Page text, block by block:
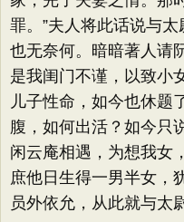
罪。”夫人将此话说与
也无奈何。暗暗著人请
是我闺门不谨，以致小
儿子性命，如今也休题
腹，如何出活？如今只
闲云庵相遇，为想我女
庶他日生得一男半女，
员外依允，从此就与太